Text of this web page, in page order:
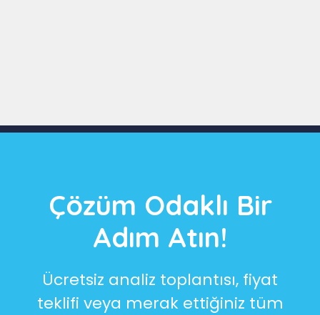
Çözüm Odaklı Bir
Adım Atın!
Ücretsiz analiz toplantısı, fiyat
teklifi veya merak ettiğiniz tüm